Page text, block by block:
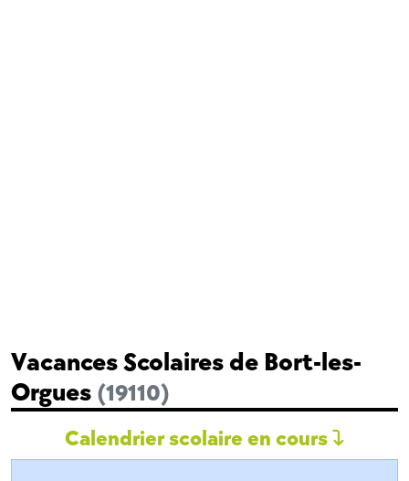
Vacances Scolaires de Bort-les-
Orgues (19110)
Calendrier scolaire en cours